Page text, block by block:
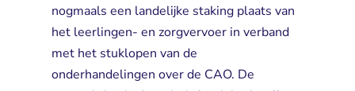
nogmaals een landelijke staking plaats van
het leerlingen- en zorgvervoer in verband
met het stuklopen van de
onderhandelingen over de CAO. De